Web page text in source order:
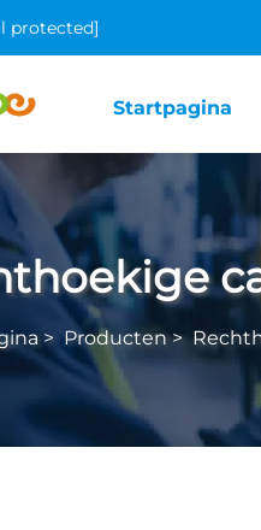
protected]
Startpagina
> Producten>